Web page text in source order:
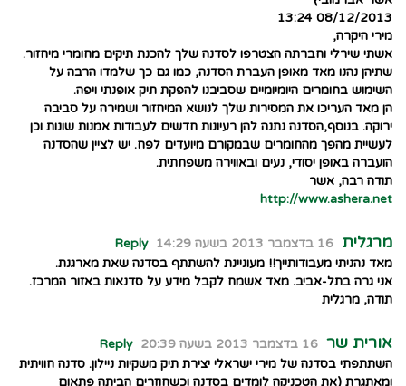
08/12/2013 13:24
מירי היקרה,
אשתי שירלי וחברתה הצטרפו לסדנה שלך להכנת תיקים מחומרי מיחזור.
שתיהן נהנו מאד מאופן העברת הסדנה, כמו גם כך שלמדו הרבה על
השימוש בחומרים היומיומיים שסביבנו להפקת תיק אופנתי ויפה.
הן מאד העריכו את המסירות שלך לנושא המיחזור ושמירה על סביבה
ירוקה. בנוסף,הסדנה נתנה להן רעיונות חדשים לעבודות אמנות שונות וכן
לעשיית מהפך מהחומרים שבמקורם מיועדים לפח. יש לציין שהסדנה
הועברה באופן יסודי, נעים ובאווירה משפחתית.
תודה רבה, אשר
http://www.ashera.net
מרגלית 16 בדצמבר 2013 בשעה 14:29
Reply
מאד נהניתי מעבודותייך!! מעוניינת להשתתף בסדנה שאת מארגנת.
אני גרה בתל-אביב. מאד אשמח לקבל מידע על סדנאות באזור המרכז.
תודה, מרגלית
אורית שר 16 בדצמבר 2013 בשעה 20:39
Reply
השתתפתי בסדנה של מירי ישראלי יצירת תיק משקיות ניילון. סדנה חוויתית
ומאתגרת (את הטכניקה לומדים בסדנה וכשחוזרים הביתה פתאום